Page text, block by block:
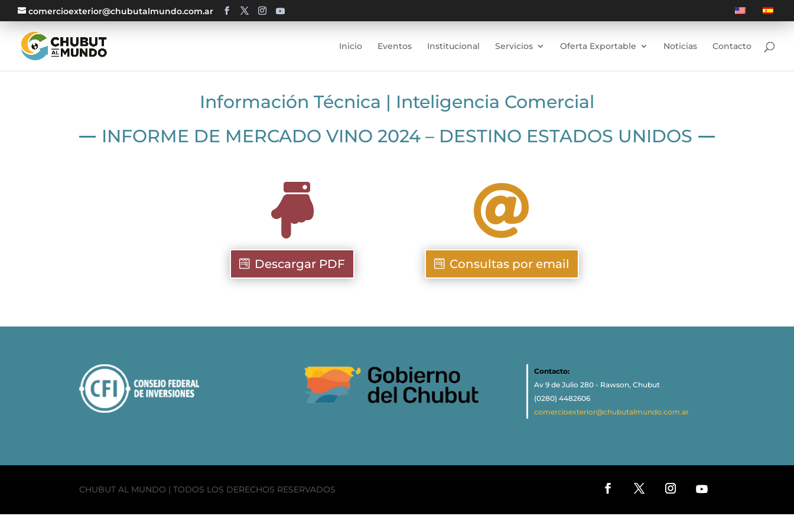
comercioexterior@chubutalmundo.com.ar
Inicio Eventos Institucional Servicios Oferta Exportable Noticias Contacto
Información Técnica | Inteligencia Comercial
INFORME DE MERCADO VINO 2024 – DESTINO ESTADOS UNIDOS

Descargar PDF

Consultas por email
Contacto:
Av 9 de Julio 280 - Rawson, Chubut
(0280) 4482606
comercioexterior@chubutalmundo.com.ar
CHUBUT AL MUNDO | TODOS LOS DERECHOS RESERVADOS